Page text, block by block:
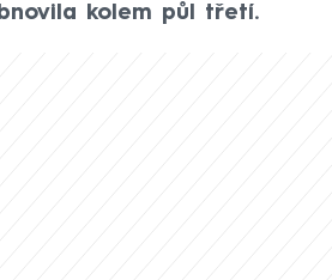
kolem půl třetí.